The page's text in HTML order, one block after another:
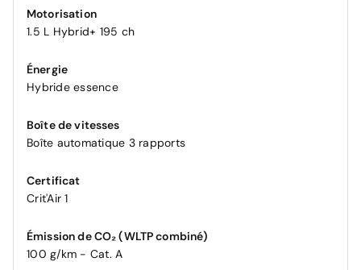
Motorisation
1.5 L Hybrid+ 195 ch
Énergie
Hybride essence
Boîte de vitesses
Boîte automatique 3 rapports
Certificat
Crit'Air 1
Émission de CO₂ (WLTP combiné)
100 g/km - Cat. A